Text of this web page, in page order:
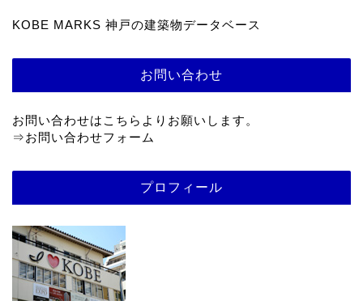
KOBE MARKS 神戸の建築物データベース
お問い合わせ
お問い合わせはこちらよりお願いします。
⇒お問い合わせフォーム
プロフィール